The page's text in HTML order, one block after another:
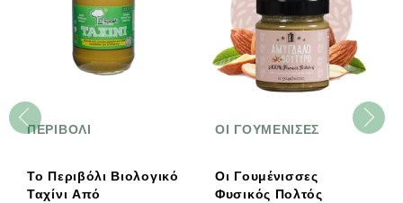
ΠΕΡΙΒΟΛΙ
Το Περιβόλι Βιολογικό
Ταχίνι Από
ΟΙ ΓΟΥΜΕΝΙΣΕΣ
Οι Γουμένισσες
Φυσικός Πολτός